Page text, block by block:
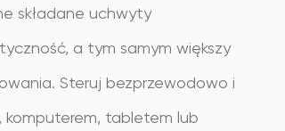
składane uchwyty
a tym samym większy
Steruj bezprzewodowo i
komputerem, tabletem lub